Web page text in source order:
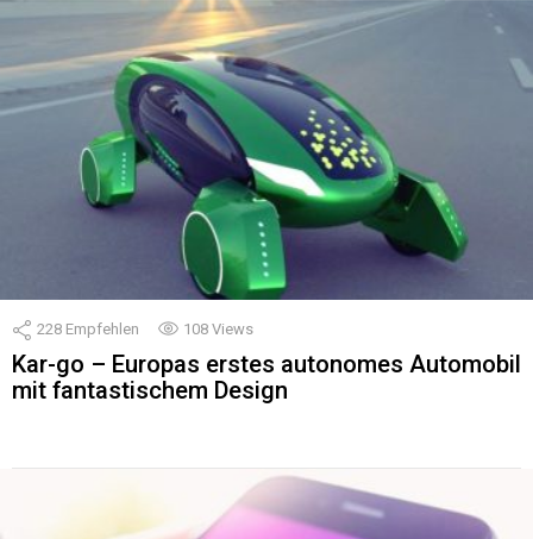
228 Empfehlen 108 Views
Kar-go – Europas erstes autonomes Automobil
mit fantastischem Design